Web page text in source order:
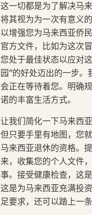
这一切都是为了解决马
将其视为为一次有意义
以增强您为马来西亚侨
官方文件，比如为这次
您处于最佳状态以应对
园”的好处迈出的一步
会正在等待着您。明确
诺的丰富生活方式。
让我们简化一下马来西
但只要手里有地图，您
马来西亚退休的资格。
来，收集您的个人文件
事。接受健康检查，这
这是为马来西亚充满投
足要求，还可以踏上一